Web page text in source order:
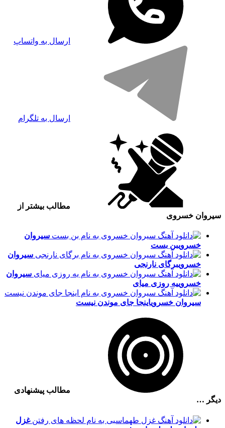
ارسال به واتساپ
ارسال به تلگرام
مطالب بیشتر از
سیروان خسروی
سیروان
خسرویبن بست
سیروان
خسرویبرگای نارنجی
سیروان
خسروییه روزی میای
سیروان خسرویاینجا جاى موندن نیست
مطالب پیشنهادی
دیگر …
غزل